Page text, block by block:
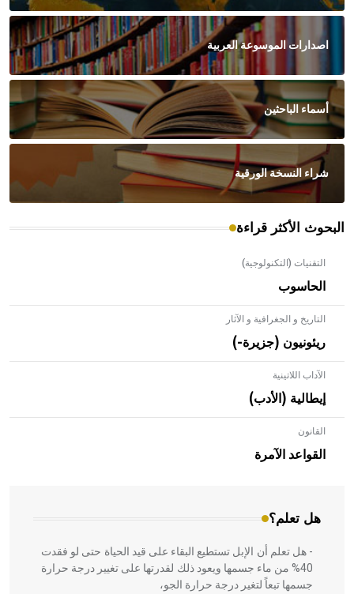
اصدارات الموسوعة العربية
أسماء الباحثين
شراء النسخة الورقية
البحوث الأكثر قراءة
التقنيات (التكنولوجية)
الحاسوب
التاريخ و الجغرافية و الآثار
ريئونيون (جزيرة-)
الآداب اللاتينية
إيطالية (الأدب)
القانون
القواعد الآمرة
هل تعلم؟
- هل تعلم أن الأبلق نوع من الفنون الهندسية التي ارتبطت
بالعمارة الإسلامية في بلاد الشام ومصر خاصة، حيث يحرص
المعمار على بناء مداميكه وخاصة في الواجهات
- هل تعلم أن الإبل تستطيع البقاء على قيد الحياة حتى لو فقدت
40% من ماء جسمها ويعود ذلك لقدرتها على تغيير درجة حرارة
جسمها تبعاً لتغير درجة حرارة الجو،